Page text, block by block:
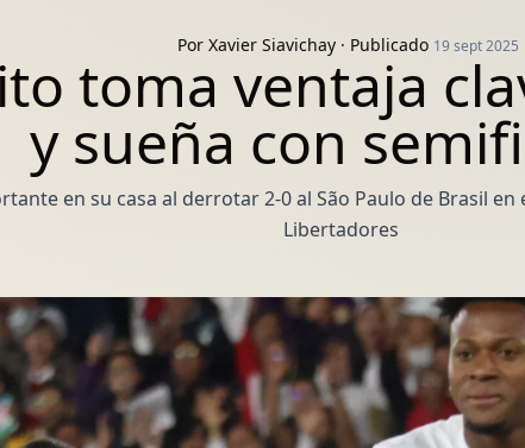
Por Xavier Siavichay· Publicado 19 sept 2025
toma ventaja
y sueña con
en su casa al derrotar 2-0 al São Paulo de Brasil
Libertadores